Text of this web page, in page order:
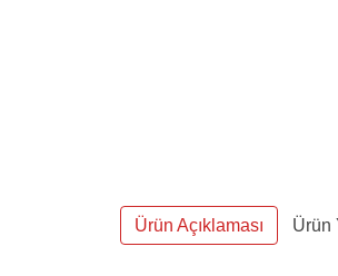
Ürün Açıklaması Ürün